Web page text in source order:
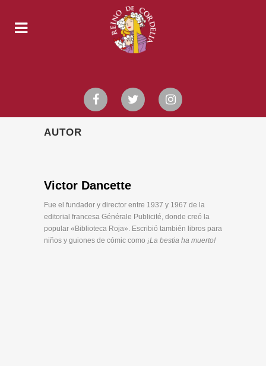
AUTOR
Victor Dancette
Fue el fundador y director entre 1937 y 1967 de la
editorial francesa Générale Publicité, donde creó la
popular «Biblioteca Roja». Escribió también libros para
niños y guiones de cómic como ¡La bestia ha muerto!